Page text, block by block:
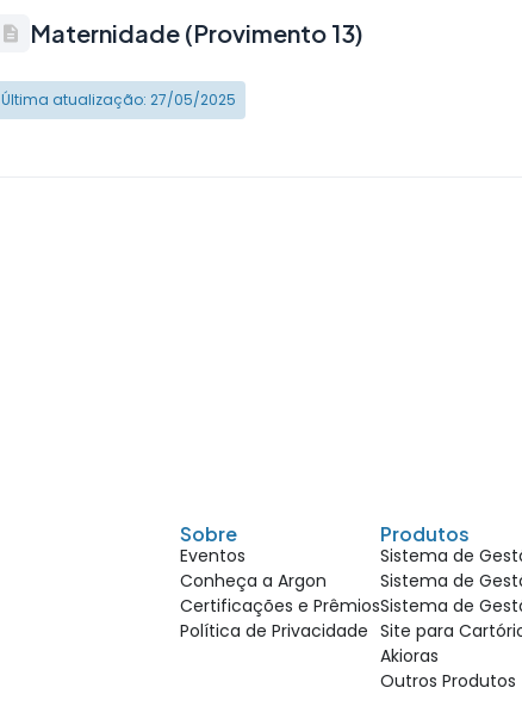
Maternidade (Provimento 13)
Última atualização: 27/05/2025
Produtos
Sistema de
Sistema de
Sistema de
Site para
Akioras
Outros Produtos
Sobre
Eventos
Conheça a Argon
Certificações e Prêmios
Política de Privacidade